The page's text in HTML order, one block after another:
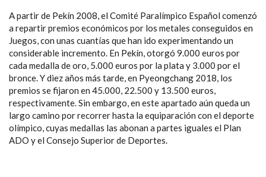
A partir de Pekín 2008, el Comité Paralímpico Español comenzó
a repartir premios económicos por los metales conseguidos en
Juegos, con unas cuantías que han ido experimentando un
considerable incremento. En Pekín, otorgó 9.000 euros por
cada medalla de oro, 5.000 euros por la plata y 3.000 por el
bronce. Y diez años más tarde, en Pyeongchang 2018, los
premios se fijaron en 45.000, 22.500 y 13.500 euros,
respectivamente. Sin embargo, en este apartado aún queda un
largo camino por recorrer hasta la equiparación con el deporte
olímpico, cuyas medallas las abonan a partes iguales el Plan
ADO y el Consejo Superior de Deportes.